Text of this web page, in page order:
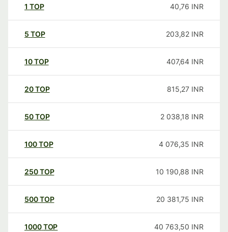
1 TOP 40,76 INR
5 TOP 203,82 INR
10TOP 407,64 INR
20TOP 815,27 INR
50TOP 2 038,18 INR
100TOP 4 076,35 INR
250TOP 10 190,88 INR
500TOP 20 381,75 INR
1000TOP 40 763,50 INR